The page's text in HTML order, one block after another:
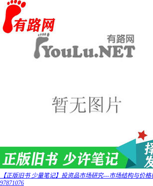
【正版旧书 少量笔记】投资品市场研究---市场结构与价
97871076